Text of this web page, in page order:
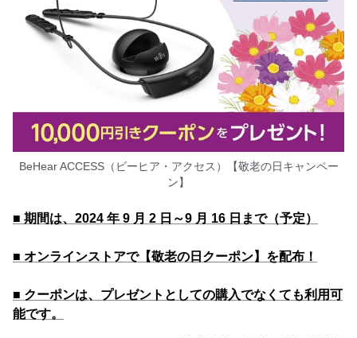
BeHear ACCESS（ビーヒア・アクセス）【敬老の日キャンペー
ン】
■ 期間は、2024 年 9 月 2 日～9 月 16 日まで（予定）
■ オンラインストアで【敬老の日クーポン】を配布！
■ クーポンは、プレゼントとしての購入でなくても利用可
能です。